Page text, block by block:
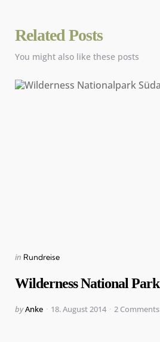
Related Posts
You might also like these posts
Categories
Posted
in Rundreise
Wilderness National Park
Posted
byAnke 18. August 2014 2 Comments